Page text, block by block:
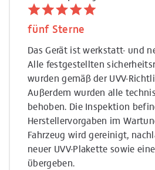
fünf Sterne
Das Gerät ist werkstatt- und
Alle festgestellten
wurden gemäß der UVV-
Außerdem wurden alle
behoben. Die Inspektion
Herstellervorgaben im
Fahrzeug wird gereinigt,
neuer UVV-Plakette sowie
übergeben.